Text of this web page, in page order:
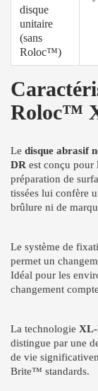
disque
unitaire
(sans
Roloc™)
Roloc™
Le disque abrasif
DR est conçu pour
préparation de
tissées lui confère
brûlure ni de
Le système de
permet un
Idéal pour les
changement
La technologie
distingue par une
de vie
Brite™ standards.